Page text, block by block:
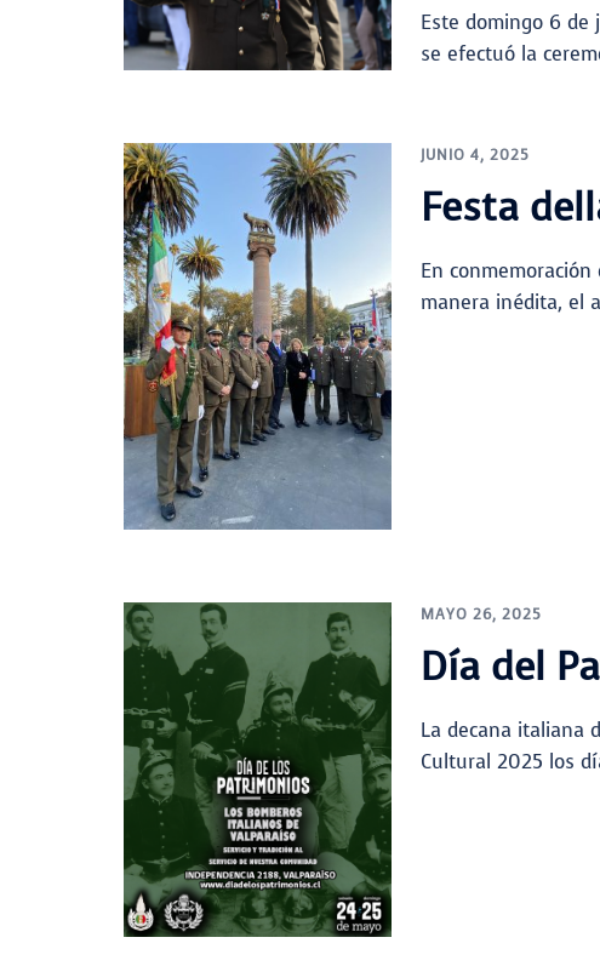
Este domingo 6 de
se efectuó la
JUNIO 4, 2025
Festa
En
manera inédita, el
MAYO 26, 2025
Día del
La decana italiana
Cultural 2025 los